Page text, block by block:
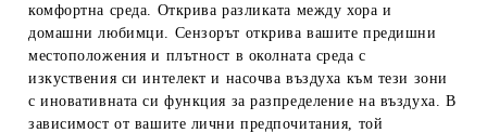
комфортна среда.
Открива разликата между хора и
домашни любимци.
Сензорът открива вашите предишни
местоположения и плътност в околната среда с
изкуствения си интелект и насочва въздуха към тези зони
с иновативната си функция за разпределение на въздуха.
В
зависимост от вашите лични предпочитания, той